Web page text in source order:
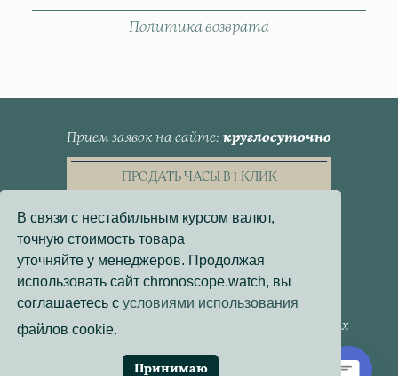
Политика возврата
Прием заявок на сайте круглосуточно
ПРОДАТЬ ЧАСЫ В 1 КЛИК
Пользовательское Соглашение
Политика конфиденциальности
Согласие на обработку персональных данных
Политика использования файлов cookie
В связи с нестабильным курсом валют,
точную стоимость товара
уточняйте у менеджеров. Продолжая
использовать сайт chronoscope.watch, вы
соглашаетесь сусловиями использования
файлов cookie.
Принимаю